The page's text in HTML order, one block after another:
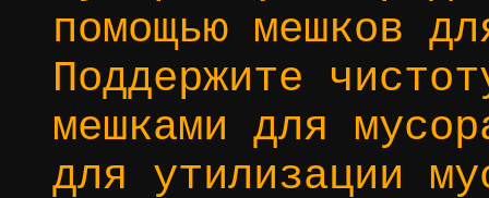
помощью мешков
Поддержите
мешками для
для утилизации